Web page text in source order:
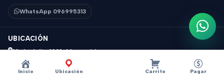
Inicio Ubicación Carrito Pagar
WhatsApp 096995313
UBICACIÓN
18 de Julio 1831, Montevideo
Horario: 9 a 18 hs